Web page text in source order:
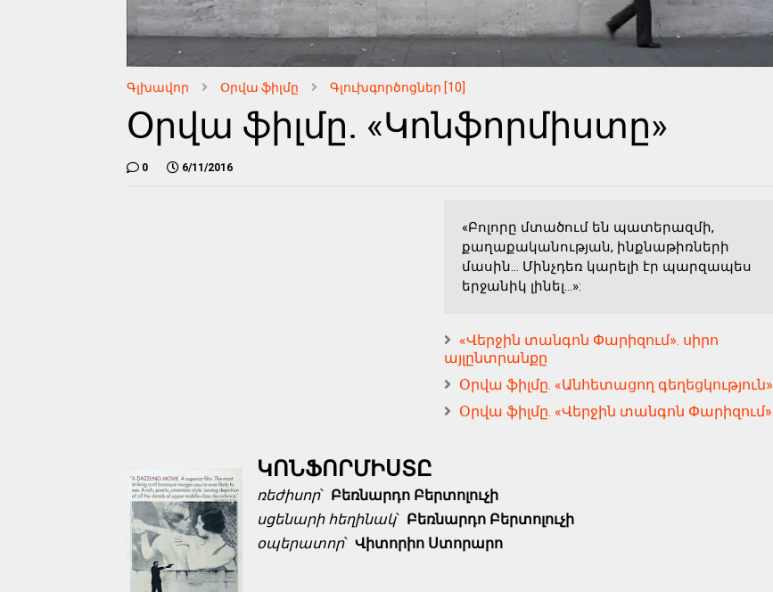
Գլխավոր Օրվա ֆիլմը Գլուխգործոցներ [10]
Օրվա ֆիլմը. «Կոնֆորմիստը»
0 6/11/2016
«Բոլորը մտածում են պատերազմի,
քաղաքականության, ինքնաթիռների
մասին... Մինչդեռ կարելի էր պարզապես
երջանիկ լինել...»:
«Վերջին տանգոն Փարիզում». սիրո
այլընտրանքը
Օրվա ֆիլմը. «Անհետացող գեղեցկություն»
Օրվա ֆիլմը. «Վերջին տանգոն Փարիզում»
ԿՈՆՖՈՐՄԻՍՏԸ
ռեժիսոր՝ Բեռնարդո Բերտոլուչի
սցենարի հեղինակ՝ Բեռնարդո Բերտոլուչի
օպերատոր՝ Վիտորիո Ստորարո